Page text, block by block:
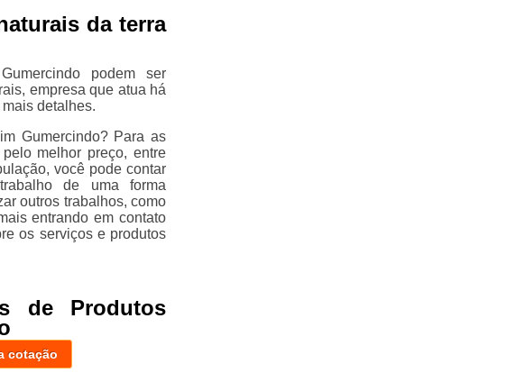
da terra
podem ser
empresa que atua há
detalhes.
Gumercindo? Para as
melhor preço, entre
você pode contar
de uma forma
outros trabalhos, como
entrando em contato
os serviços e produtos
de Produtos
cotação